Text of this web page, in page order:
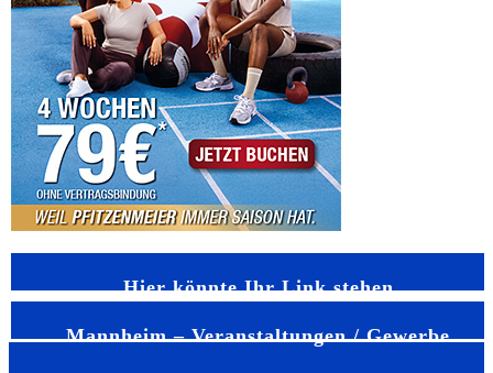
Hier könnte Ihr Link stehen
Mannheim – Veranstaltungen / Gewerbe